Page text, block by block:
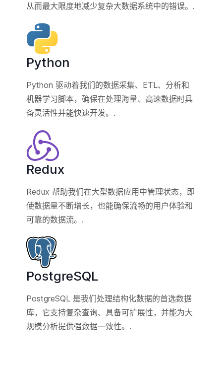
从而最大限度地减少复杂大数据系统中的错误。.
Python
Python 驱动着我们的数据采集、ETL、分析和
机器学习脚本，确保在处理海量、高速数据时具
备灵活性并能快速开发。.
Redux
Redux 帮助我们在大型数据应用中管理状态，即
使数据量不断增长，也能确保流畅的用户体验和
可靠的数据流。.
PostgreSQL
PostgreSQL 是我们处理结构化数据的首选数据
库，它支持复杂查询、具备可扩展性，并能为大
规模分析提供强数据一致性。.